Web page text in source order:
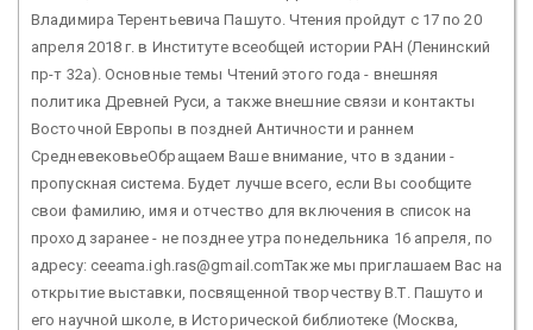
Владимира Терентьевича Пашуто. Чтения пройдут с 17 по 20
апреля 2018 г. в Институте всеобщей истории РАН (Ленинский
пр-т 32а). Основные темы Чтений этого года - внешняя
политика Древней Руси, а также внешние связи и контакты
Восточной Европы в поздней Античности и раннем
СредневековьеОбращаем Ваше внимание, что в здании -
пропускная система. Будет лучше всего, если Вы сообщите
свои фамилию, имя и отчество для включения в список на
проход заранее - не позднее утра понедельника 16 апреля, по
адресу: ceeama.igh.ras@gmail.comТакже мы приглашаем Вас на
открытие выставки, посвященной творчеству В.Т. Пашуто и
его научной школе, в Исторической библиотеке (Москва,